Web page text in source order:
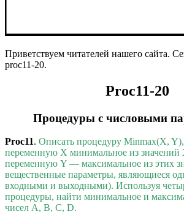
Приветствуем читателей нашего сайта.
proc11-20.
Proc11-20
Процедуры с числовыми
Proc11. Описать процедуру Minmax(X,
переменную X минимальное из значений
переменную Y — максимальное из этих
вещественные параметры, являющиеся
входными и выходными). Используя
процедуры, найти минимальное и
чисел A, B, C, D.